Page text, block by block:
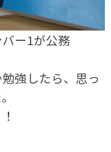
ー1が公務
強したら、思っ